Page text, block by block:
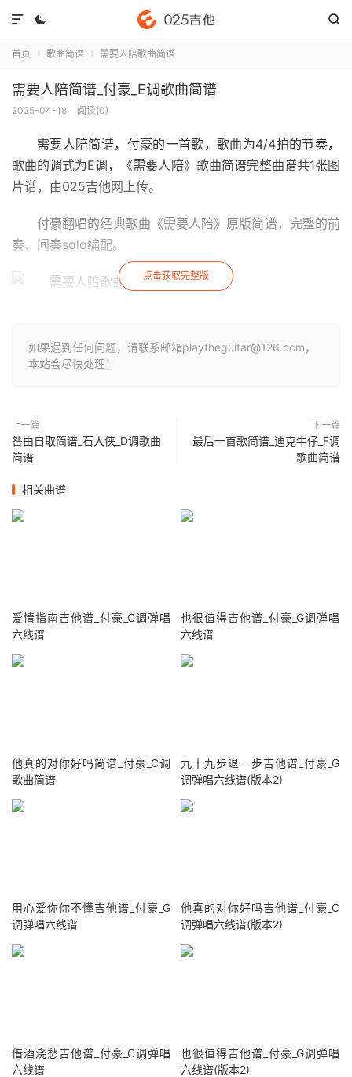
 

首页  歌曲简谱  需要人陪歌曲简谱
需要人陪简谱_付豪_E调歌曲简谱
2025-04-18 阅读(0)
需要人陪简谱，付豪的一首歌，歌曲为4/4拍的节奏，
歌曲的调式为E调，《需要人陪》歌曲简谱完整曲谱共1张图
片谱，由025吉他网上传。
付豪翻唱的经典歌曲《需要人陪》原版简谱，完整的前
奏、间奏solo编配。
点击获取完整版
如果遇到任何问题，请联系邮箱playtheguitar@126.com，
本站会尽快处理！
上一篇
咎由自取简谱_石大侠_D调歌曲
简谱
下一篇
最后一首歌简谱_迪克牛仔_F调
歌曲简谱
相关曲谱
爱情指南吉他谱_付豪_C调弹唱
六线谱
也很值得吉他谱_付豪_G调弹唱
六线谱
他真的对你好吗简谱_付豪_C调
歌曲简谱
九十九步退一步吉他谱_付豪_G
调弹唱六线谱(版本2)
用心爱你你不懂吉他谱_付豪_G
调弹唱六线谱
他真的对你好吗吉他谱_付豪_C
调弹唱六线谱(版本2)
借酒浇愁吉他谱_付豪_C调弹唱
六线谱
也很值得吉他谱_付豪_G调弹唱
六线谱(版本2)